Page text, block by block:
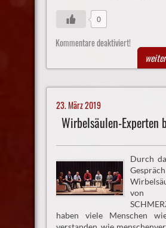
0
Kommentare deaktiviert!
23. März 2019
Durch
von
haben viele Menschen